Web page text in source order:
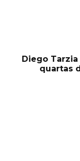
Diego
quartas